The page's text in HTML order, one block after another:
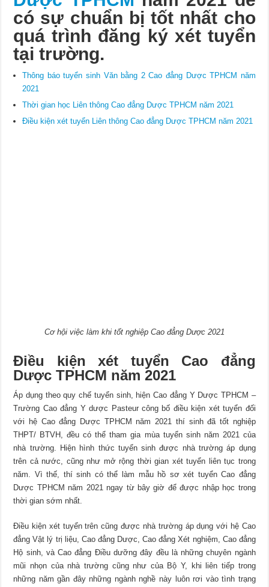
có sự chuẩn bị tốt nhất cho
quá trình đăng ký xét tuyển
tại trường.
Thông báo tuyển sinh Văn bằng 2 Cao đẳng Dược TPHCM năm
2021
Thời gian học Liên thông Cao đẳng Dược TPHCM năm 2021
Điều kiện xét tuyển Liên thông Cao đẳng Dược TPHCM năm 2021
Cơ hội việc làm khi tốt nghiệp Cao đẳng Dược 2021
Điều kiện xét tuyển Cao đẳng
Dược TPHCM năm 2021
Áp dụng theo quy chế tuyển sinh, hiện Cao đẳng Y Dược TPHCM –
Trường Cao đẳng Y dược Pasteur công bố điều kiện xét tuyển đối
với hệ Cao đẳng Dược TPHCM năm 2021 thí sinh đã tốt nghiệp
THPT/ BTVH, đều có thể tham gia mùa tuyển sinh năm 2021 của
nhà trường. Hiện hình thức tuyển sinh được nhà trường áp dụng
trên cả nước, cũng như mở rộng thời gian xét tuyển liên tục trong
năm. Vì thế, thí sinh có thể làm mẫu hồ sơ xét tuyển Cao đẳng
Dược TPHCM năm 2021 ngay từ bây giờ để được nhập học trong
thời gian sớm nhất.
Điều kiện xét tuyển trên cũng được nhà trường áp dụng với hệ Cao
đẳng Vật lý trị liệu, Cao đẳng Dược, Cao đẳng Xét nghiệm, Cao đẳng
Hộ sinh, và Cao đẳng Điều dưỡng đây đều là những chuyên ngành
mũi nhọn của nhà trường cũng như của Bộ Y, khi liên tiếp trong
những năm gần đây những ngành nghề này luôn rơi vào tình trạng